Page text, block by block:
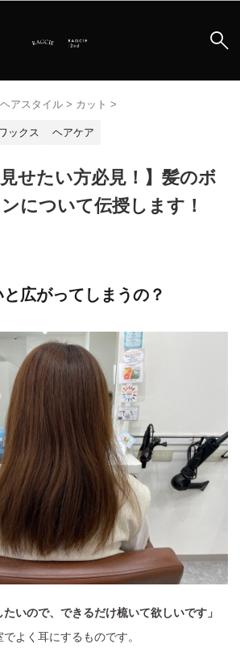
ヘアスタイル > カット >
ックス ヘアケア
見せたい方必見！】髪のボ
について伝授します！
広がってしまうの？
たいので、できるだけ梳いて欲しいです」
よく耳にするものです。